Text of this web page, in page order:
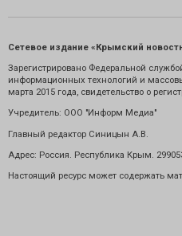
Сетевое издание «Крымский
Зарегистрировано Федеральной
информационных технологий и
марта 2015 года, свидетельство о
Учредитель: ООО "Информ Медиа"
Главный редактор Синицын А.В.
Адрес: Россия. Республика Крым.
Настоящий ресурс может содержать